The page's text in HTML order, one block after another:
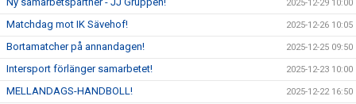
2025-12-29 10:00
Matchdag mot IK Sävehof! 2025-12-26 10:05
Bortamatcher på annandagen! 2025-12-25 09:50
Intersport förlänger samarbetet! 2025-12-23 10:00
MELLANDAGS-HANDBOLL! 2025-12-22 16:50